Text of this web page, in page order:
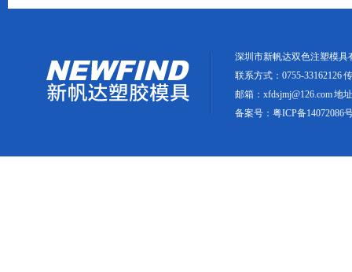
深圳市新帆达双色注塑模具
联系方式：0755-33162126
邮箱：xfdsjmj@126.com 地
备案号： 粤ICP备14072086